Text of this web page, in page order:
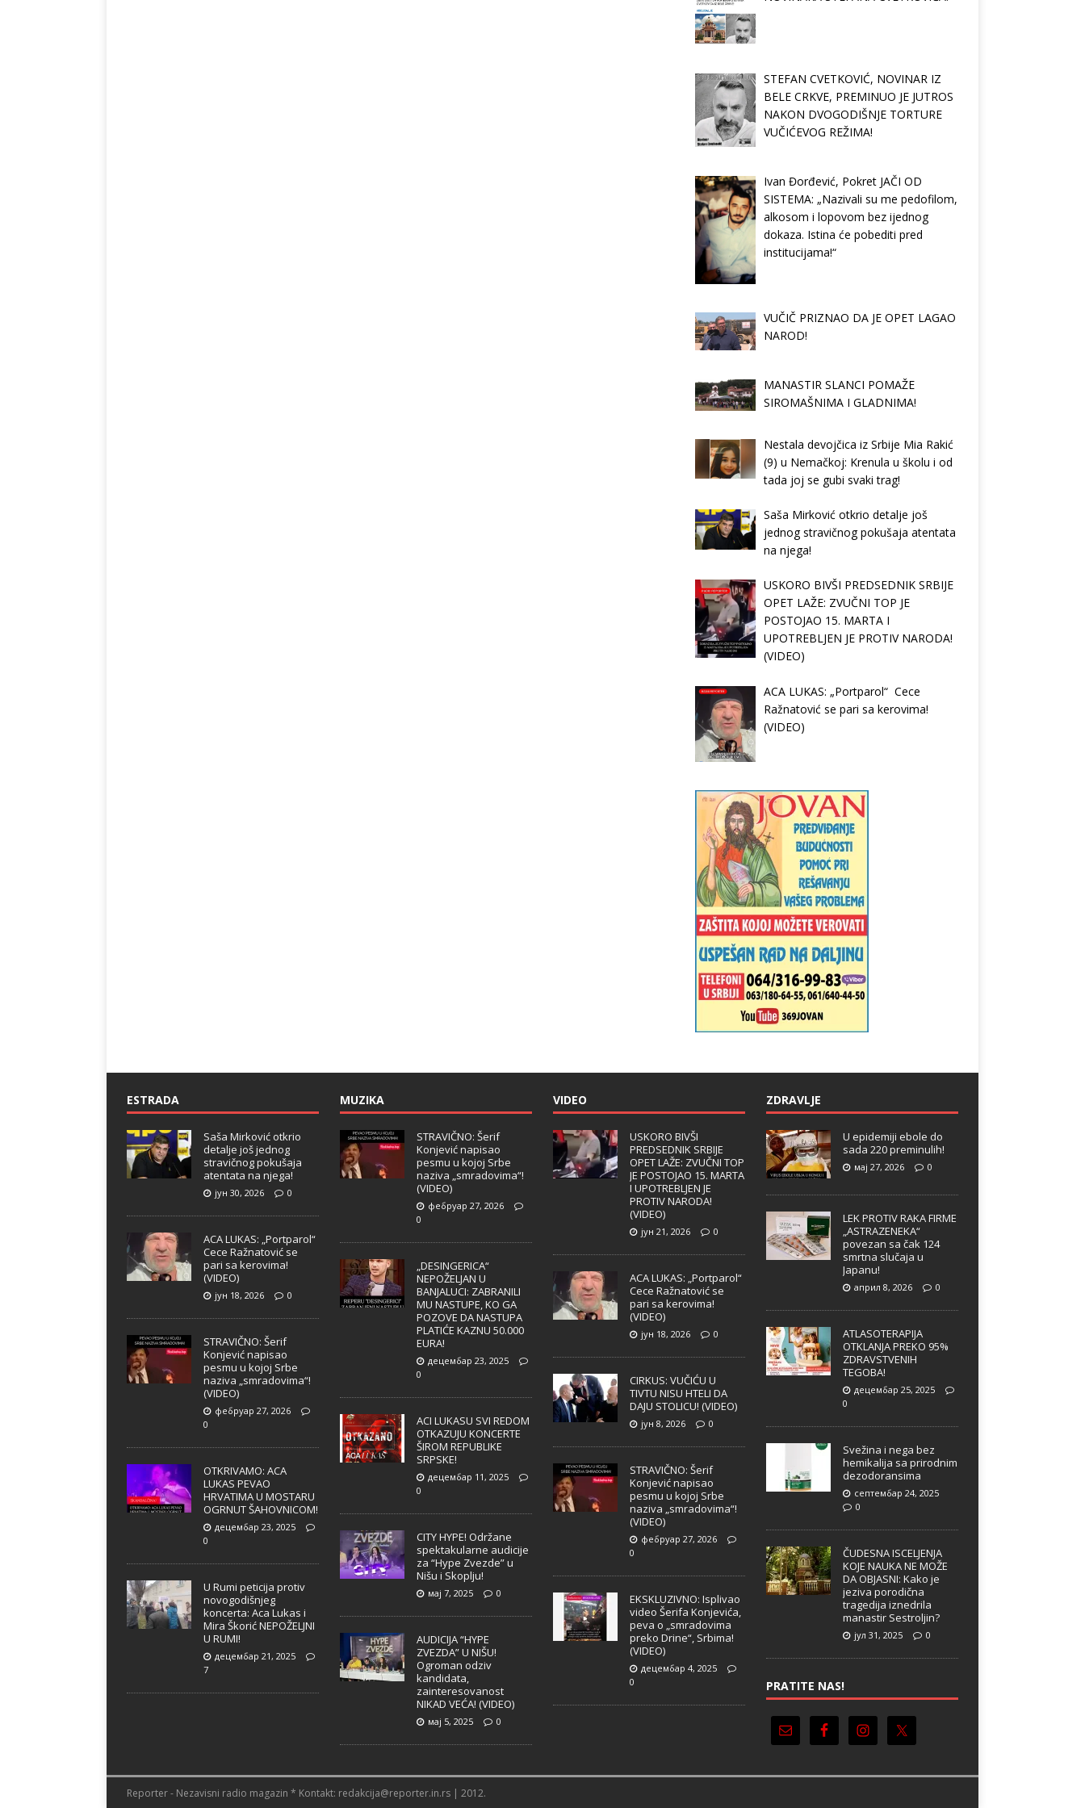
STEFAN CVETKOVIĆ, NOVINAR IZ
BELE CRKVE, PREMINUO JE JUTROS
NAKON DVOGODIŠNJE TORTURE
VUČIĆEVOG REŽIMA!
Ivan Đorđević, Pokret JAČI OD
SISTEMA: „Nazivali su me pedofilom,
alkosom i lopovom bez ijednog
dokaza. Istina će pobediti pred
institucijama!“
VUČIČ PRIZNAO DA JE OPET LAGAO
NAROD!
MANASTIR SLANCI POMAŽE
SIROMAŠNIMA I GLADNIMA!
Nestala devojčica iz Srbije Mia Rakić
(9) u Nemačkoj: Krenula u školu i od
tada joj se gubi svaki trag!
Saša Mirković otkrio detalje još
jednog stravičnog pokušaja atentata
na njega!
USKORO BIVŠI PREDSEDNIK SRBIJE
OPET LAŽE: ZVUČNI TOP JE
POSTOJAO 15. MARTA I
UPOTREBLJEN JE PROTIV NARODA!
(VIDEO)
ACA LUKAS: „Portparol“ Cece
Ražnatović se pari sa kerovima!
(VIDEO)
ESTRADA
Saša Mirković otkrio
detalje još jednog
stravičnog pokušaja
atentata na njega!
јун 30, 2026 0
ACA LUKAS: „Portparol“
Cece Ražnatović se
pari sa kerovima!
(VIDEO)
јун 18, 2026 0
STRAVIČNO: Šerif
Konjević napisao
pesmu u kojoj Srbe
naziva „smradovima“!
(VIDEO)
фебруар 27, 2026
0
OTKRIVAMO: ACA
LUKAS PEVAO
HRVATIMA U MOSTARU
OGRNUT ŠAHOVNICOM!
децембар 23, 2025
0
U Rumi peticija protiv
novogodišnjeg
koncerta: Aca Lukas i
Mira Škorić NEPOŽELJNI
U RUMI!
децембар 21, 2025
7
MUZIKA
STRAVIČNO: Šerif
Konjević napisao
pesmu u kojoj Srbe
naziva „smradovima“!
(VIDEO)
фебруар 27, 2026
0
„DESINGERICA“
NEPOŽELJAN U
BANJALUCI: ZABRANILI
MU NASTUPE, KO GA
POZOVE DA NASTUPA
PLATIĆE KAZNU 50.000
EURA!
децембар 23, 2025
0
ACI LUKASU SVI REDOM
OTKAZUJU KONCERTE
ŠIROM REPUBLIKE
SRPSKE!
децембар 11, 2025
0
CITY HYPE! Održane
spektakularne audicije
za “Hype Zvezde” u
Nišu i Skoplju!
мај 7, 2025 0
AUDICIJA “HYPE
ZVEZDA” U NIŠU!
Ogroman odziv
kandidata,
zainteresovanost
NIKAD VEĆA! (VIDEO)
мај 5, 2025 0
VIDEO
USKORO BIVŠI
PREDSEDNIK SRBIJE
OPET LAŽE: ZVUČNI TOP
JE POSTOJAO 15. MARTA
I UPOTREBLJEN JE
PROTIV NARODA!
(VIDEO)
јун 21, 2026 0
ACA LUKAS: „Portparol“
Cece Ražnatović se
pari sa kerovima!
(VIDEO)
јун 18, 2026 0
CIRKUS: VUČIĆU U
TIVTU NISU HTELI DA
DAJU STOLICU! (VIDEO)
јун 8, 2026 0
STRAVIČNO: Šerif
Konjević napisao
pesmu u kojoj Srbe
naziva „smradovima“!
(VIDEO)
фебруар 27, 2026
0
EKSKLUZIVNO: Isplivao
video Šerifa Konjevića,
peva o „smradovima
preko Drine“, Srbima!
(VIDEO)
децембар 4, 2025
0
ZDRAVLJE
U epidemiji ebole do
sada 220 preminulih!
мај 27, 2026 0
LEK PROTIV RAKA FIRME
„ASTRAZENEKA“
povezan sa čak 124
smrtna slučaja u
Japanu!
април 8, 2026 0
ATLASOTERAPIJA
OTKLANJA PREKO 95%
ZDRAVSTVENIH
TEGOBA!
децембар 25, 2025
0
Svežina i nega bez
hemikalija sa prirodnim
dezodoransima
септембар 24, 2025
0
ČUDESNA ISCELJENJA
KOJE NAUKA NE MOŽE
DA OBJASNI: Kako je
jeziva porodična
tragedija iznedrila
manastir Sestroljin?
јул 31, 2025 0
PRATITE NAS!
Reporter - Nezavisni radio magazin * Kontakt: redakcija@reporter.in.rs | 2012.